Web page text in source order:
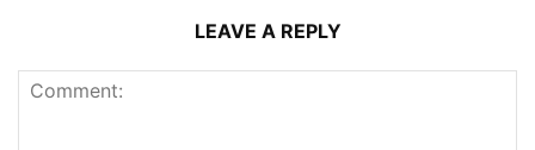
LEAVE A REPLY